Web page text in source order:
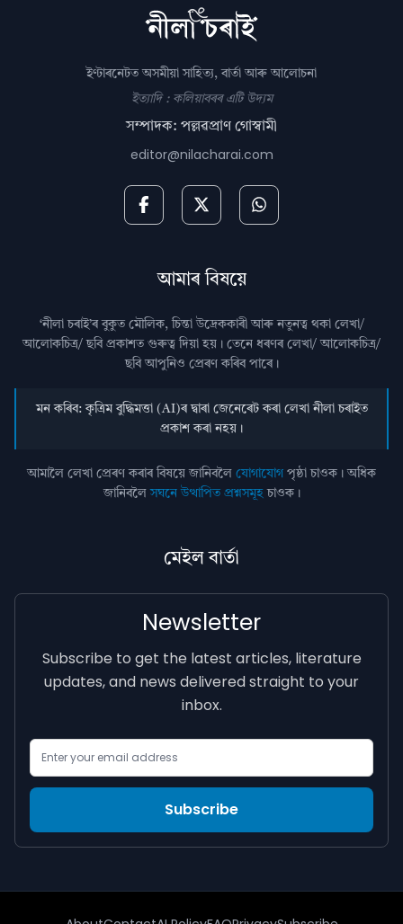
ইণ্টাৰনেটত অসমীয়া সাহিত্য, বাৰ্তা আৰু আলোচনা
ইত্যাদি : কলিয়াবৰৰ এটি উদ্যম
সম্পাদক: পল্লৱপ্ৰাণ গোস্বামী
editor@nilacharai.com
আমাৰ বিষয়ে
‘নীলা চৰাই’ৰ বুকুত মৌলিক, চিন্তা উদ্রেককাৰী আৰু নতুনত্ব থকা লেখা/
আলোকচিত্ৰ/ ছবি প্রকাশত গুৰুত্ব দিয়া হয়। তেনে ধৰণৰ লেখা/ আলোকচিত্ৰ/
ছবি আপুনিও প্রেৰণ কৰিব পাৰে।
মন কৰিব: কৃত্ৰিম বুদ্ধিমত্তা (AI)ৰ দ্বাৰা জেনেৰেট কৰা লেখা নীলা চৰাইত
প্ৰকাশ কৰা নহয়।
আমালৈ লেখা প্ৰেৰণ কৰাৰ বিষয়ে জানিবলৈ যোগাযোগ পৃষ্ঠা চাওক। অধিক
জানিবলৈসঘনে উত্থাপিত প্ৰশ্নসমূহচাওক।
মেইল বাৰ্তা
Newsletter
Subscribe to get the latest articles, literature
updates, and news delivered straight to your
inbox.
Subscribe